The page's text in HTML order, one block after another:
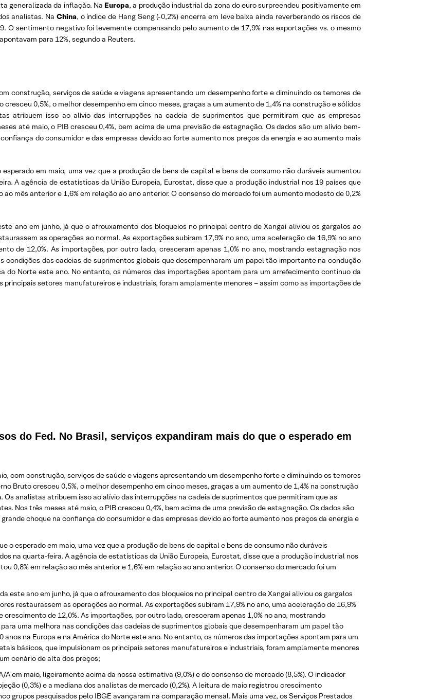
generalizada da inflação. Na Europa, a produção industrial da zona do euro surpreendeu positivamente em
analistas. Na China, o índice de Hang Seng (-0,2%) encerra em leve baixa ainda reverberando os riscos de
O sentimento negativo foi levemente compensando pelo aumento de 17,9% nas exportações vs. o mesmo
para 12%, segundo a Reuters.
construção, serviços de saúde e viagens apresentando um desempenho forte e diminuindo os temores de
0,5%, o melhor desempenho em cinco meses, graças a um aumento de 1,4% na construção e sólidos
atribuem isso ao alívio das interrupções na cadeia de suprimentos que permitiram que as empresas
até maio, o PIB cresceu 0,4%, bem acima de uma previsão de estagnação. Os dados são um alívio bem-
do consumidor e das empresas devido ao forte aumento nos preços da energia e ao aumento mais
em maio, uma vez que a produção de bens de capital e bens de consumo não duráveis aumentou
A agência de estatísticas da União Europeia, Eurostat, disse que a produção industrial nos 19 países que
mês anterior e 1,6% em relação ao ano anterior. O consenso do mercado foi um aumento modesto de 0,2%
ano em junho, já que o afrouxamento dos bloqueios no principal centro de Xangai aliviou os gargalos ao
as operações ao normal. As exportações subiram 17,9% no ano, uma aceleração de 16,9% no ano
de 12,0%. As importações, por outro lado, cresceram apenas 1,0% no ano, mostrando estagnação nos
condições das cadeias de suprimentos globais que desempenharam um papel tão importante na condução
do Norte este ano. No entanto, os números das importações apontam para um arrefecimento contínuo da
setores manufatureiros e industriais, foram amplamente menores – assim como as importações de
do Fed. No Brasil, serviços expandiram mais do que o esperado em
com construção, serviços de saúde e viagens apresentando um desempenho forte e diminuindo os temores
Bruto cresceu 0,5%, o melhor desempenho em cinco meses, graças a um aumento de 1,4% na construção
analistas atribuem isso ao alívio das interrupções na cadeia de suprimentos que permitiram que as
Nos três meses até maio, o PIB cresceu 0,4%, bem acima de uma previsão de estagnação. Os dados são
choque na confiança do consumidor e das empresas devido ao forte aumento nos preços da energia e
o esperado em maio, uma vez que a produção de bens de capital e bens de consumo não duráveis
na quarta-feira. A agência de estatísticas da União Europeia, Eurostat, disse que a produção industrial nos
0,8% em relação ao mês anterior e 1,6% em relação ao ano anterior. O consenso do mercado foi um
este ano em junho, já que o afrouxamento dos bloqueios no principal centro de Xangai aliviou os gargalos
restaurassem as operações ao normal. As exportações subiram 17,9% no ano, uma aceleração de 16,9%
de 12,0%. As importações, por outro lado, cresceram apenas 1,0% no ano, mostrando
uma melhora nas condições das cadeias de suprimentos globais que desempenharam um papel tão
na Europa e na América do Norte este ano. No entanto, os números das importações apontam para um
básicos, que impulsionam os principais setores manufatureiros e industriais, foram amplamente menores
cenário de alta dos preços;
em maio, ligeiramente acima da nossa estimativa (9,0%) e do consenso de mercado (8,5%). O indicador
(0,3%) e a mediana dos analistas de mercado (0,2%). A leitura de maio registrou crescimento
grupos pesquisados ​​pelo IBGE avançaram na comparação mensal. Mais uma vez, os Serviços Prestados